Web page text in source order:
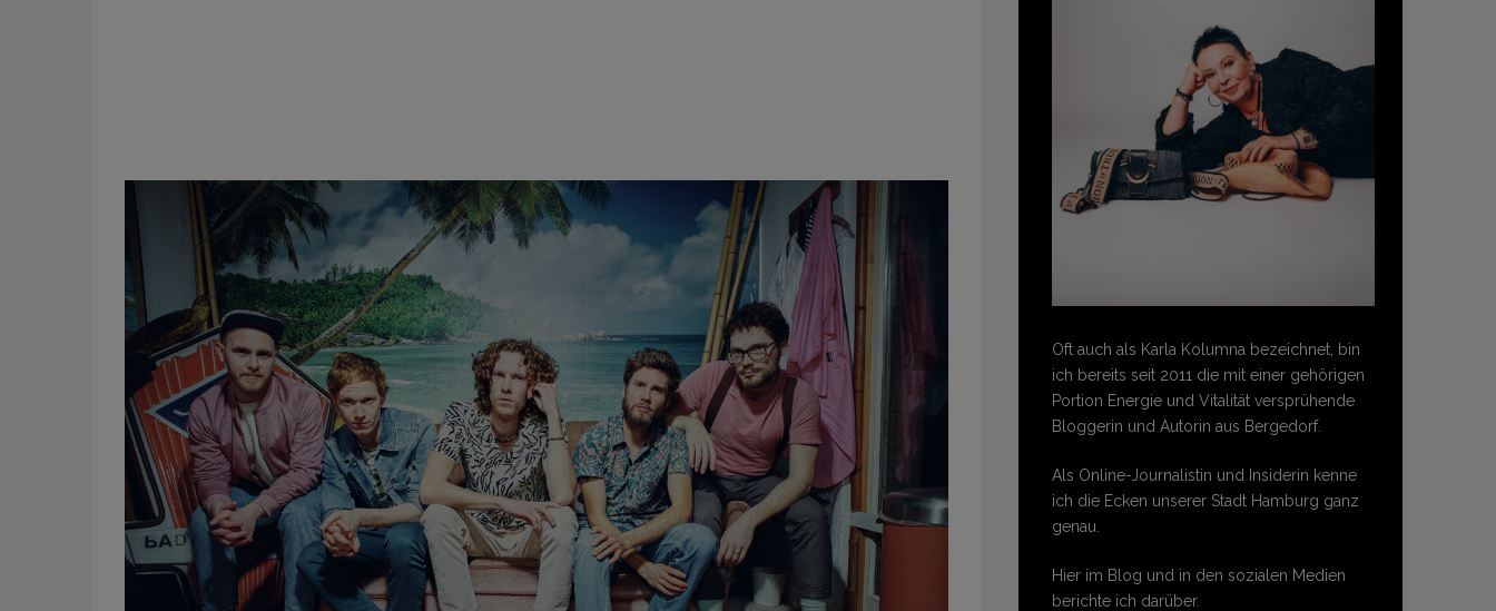
Oft auch als Karla Kolumna bezeichnet, bin
ich bereits seit 2011 die mit einer gehörigen
Portion Energie und Vitalität versprühende
Bloggerin und Autorin aus Bergedorf.
Als Online-Journalistin und Insiderin kenne
ich die Ecken unserer Stadt Hamburg ganz
genau.
Hier im Blog und in den sozialen Medien
berichte ich darüber.